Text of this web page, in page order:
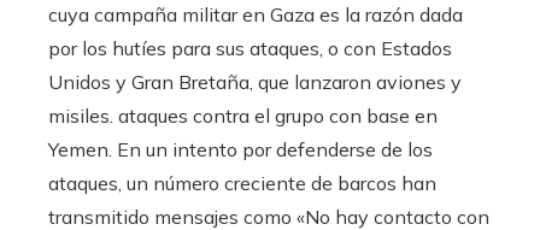
cuya campaña militar en Gaza es la razón dada
por los hutíes para sus ataques, o con Estados
Unidos y Gran Bretaña, que lanzaron aviones y
misiles. ataques contra el grupo con base en
Yemen. En un intento por defenderse de los
ataques, un número creciente de barcos han
transmitido mensajes como «No hay contacto con